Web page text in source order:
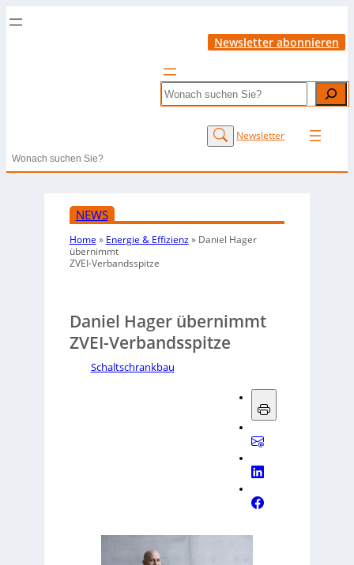
Newsletter abonnieren
Search
Newsletter
Search
NEWS
Home » Energie & Effizienz» Daniel Hager
übernimmt
ZVEI-Verbandsspitze
Daniel Hager übernimmt
ZVEI-Verbandsspitze
Schaltschrankbau